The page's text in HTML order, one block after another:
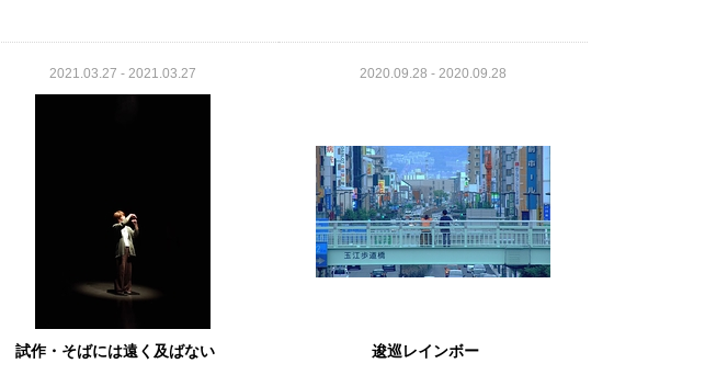
2021.03.27 - 2021.03.27
試作・そばには遠く及ばない
2020.09.28 - 2020.09.28
逡巡レインボー